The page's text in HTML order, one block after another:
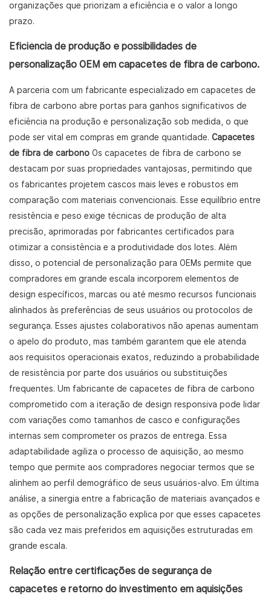
organizações que priorizam a eficiência e o valor a longo
prazo.
Eficiência de produção e possibilidades de
personalização OEM em capacetes de fibra de carbono.
A parceria com um fabricante especializado em capacetes de
fibra de carbono abre portas para ganhos significativos de
eficiência na produção e personalização sob medida, o que
pode ser vital em compras em grande quantidade. Capacetes
de fibra de carbono Os capacetes de fibra de carbono se
destacam por suas propriedades vantajosas, permitindo que
os fabricantes projetem cascos mais leves e robustos em
comparação com materiais convencionais. Esse equilíbrio entre
resistência e peso exige técnicas de produção de alta
precisão, aprimoradas por fabricantes certificados para
otimizar a consistência e a produtividade dos lotes. Além
disso, o potencial de personalização para OEMs permite que
compradores em grande escala incorporem elementos de
design específicos, marcas ou até mesmo recursos funcionais
alinhados às preferências de seus usuários ou protocolos de
segurança. Esses ajustes colaborativos não apenas aumentam
o apelo do produto, mas também garantem que ele atenda
aos requisitos operacionais exatos, reduzindo a probabilidade
de resistência por parte dos usuários ou substituições
frequentes. Um fabricante de capacetes de fibra de carbono
comprometido com a iteração de design responsiva pode lidar
com variações como tamanhos de casco e configurações
internas sem comprometer os prazos de entrega. Essa
adaptabilidade agiliza o processo de aquisição, ao mesmo
tempo que permite aos compradores negociar termos que se
alinhem ao perfil demográfico de seus usuários-alvo. Em última
análise, a sinergia entre a fabricação de materiais avançados e
as opções de personalização explica por que esses capacetes
são cada vez mais preferidos em aquisições estruturadas em
grande escala.
Relação entre certificações de segurança de
capacetes e retorno do investimento em aquisições